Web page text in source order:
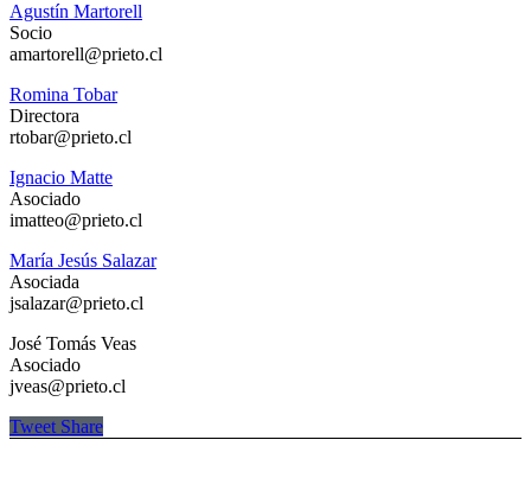
Agustín Martorell
Socio
amartorell@prieto.cl
Romina Tobar
Directora
rtobar@prieto.cl
Ignacio Matte
Asociado
imatteo@prieto.cl
María Jesús Salazar
Asociada
jsalazar@prieto.cl
José Tomás Veas
Asociado
jveas@prieto.cl
Tweet Share